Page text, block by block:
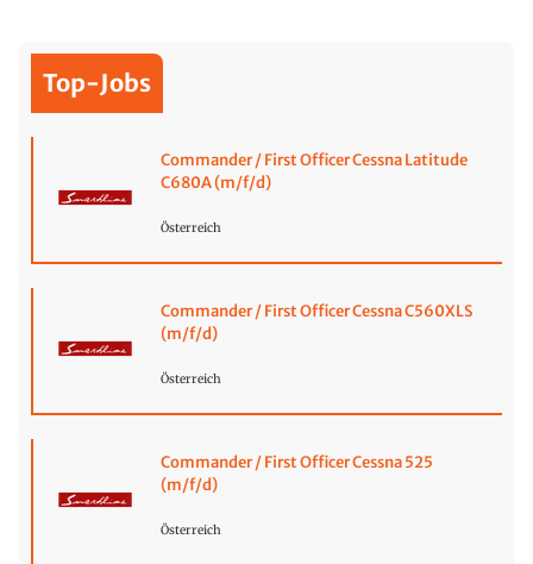
Top-Jobs
Commander / First Officer Cessna Latitude
C680A (m/f/d)
Österreich
Commander / First Officer Cessna C560XLS
(m/f/d)
Österreich
Commander / First Officer Cessna 525
(m/f/d)
Österreich